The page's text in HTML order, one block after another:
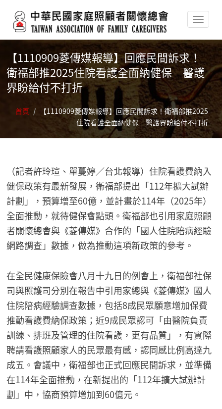
【1110909菱傳媒報導】回應民間訴求！
衛福部推2025住院看護全面納健保 醫護
界盼給付不打折
首頁 /
【1110909菱傳媒報導】回應民間訴求！衛福部推2025
住院看護全面納健保 醫護界盼給付不打折
（記者許玲瑄、單蔓婷／台北報導）住院看護費納入
健保政策有最新發展，衛福部提出「112年擴大試辦
計劃」，預算增至60億，並計畫於114年（2025年）
全面推動，就待健保會點頭。衛福部也引用家庭照顧
者關懷總會與《菱傳媒》合作的「國人住院陪病經驗
網路調查」數據，做為推動這項新政策的參考。
在全民健康保險會八月十九日的例會上，衛福部社保
司與照護司分別在報告中引用家總與《菱傳媒》國人
住院陪病經驗調查數據，包括8成民眾願意增加保費
推動看護費納保政策；近9成民眾認可「由醫院負責
訓練、排班及管理的住院看護，更有品質」，有實際
聘請看護照顧家人的民眾最有感，認同感比例高達九
成五。會議中，衛福部也正式回應民間訴求，並準備
在114年全面推動，在新提出的「112年擴大試辦計
劃」中，協商預算增加到60億元。